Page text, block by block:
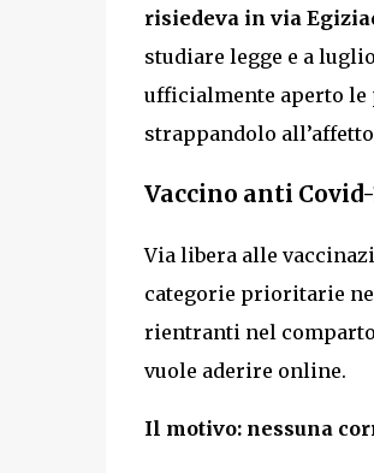
risiedeva in via
studiare legge e a luglio
ufficialmente aperto le
strappandolo
Vaccino anti
Via libera alle
categorie prioritarie
rientranti nel
vuole aderire online.
Il motivo: nessuna